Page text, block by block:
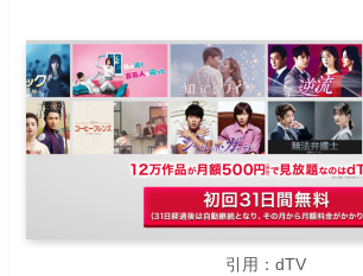
引用：dTV